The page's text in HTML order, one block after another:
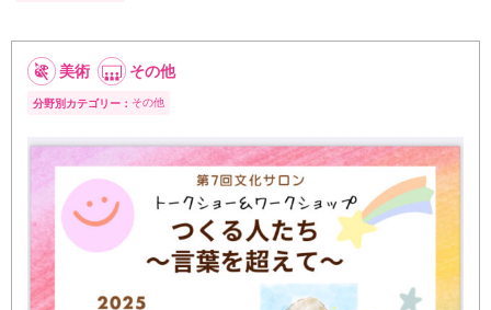
美術 その他
分野別カテゴリー： その他